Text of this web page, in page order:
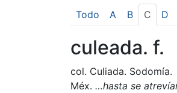
Esto nos ayuda a
Todo A B C D
culeada. f.
col. Culiada. Sodomía.
Méx. …hasta se